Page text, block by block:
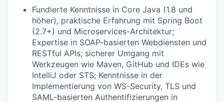
Fundierte Kenntnisse in Core Java (1.8 und
höher), praktische Erfahrung mit Spring Boot
(2.7+) und Microservices-Architektur;
Expertise in SOAP-basierten Webdiensten und
RESTful APIs; sicherer Umgang mit
Werkzeugen wie Maven, GitHub und IDEs wie
IntelliJ oder STS; Kenntnisse in der
Implementierung von WS-Security, TLS und
SAML-basierten Authentifizierungen in